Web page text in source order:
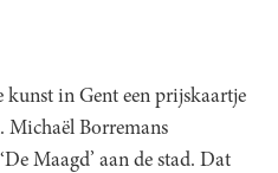
kunst in Gent een prijskaartje
Michaël Borremans
Maagd’ aan de stad. Dat